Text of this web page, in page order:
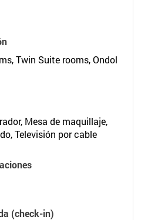
Twin Suite rooms, Ondol
Mesa de maquillaje,
Televisión por cable
(check-in)